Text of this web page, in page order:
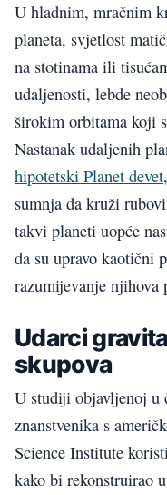
U hladnim, mračnim
planeta, svjetlost
na stotinama ili
udaljenosti, lebde
širokim orbitama koji
Nastanak udaljenih
hipotetski Planet devet
sumnja da kruži
takvi planeti uopće
da su upravo kaotični
razumijevanje njihova
Udarci
skupova
U studiji objavljenoj u
znanstvenika s
Science Institute
kako bi rekonstruirao